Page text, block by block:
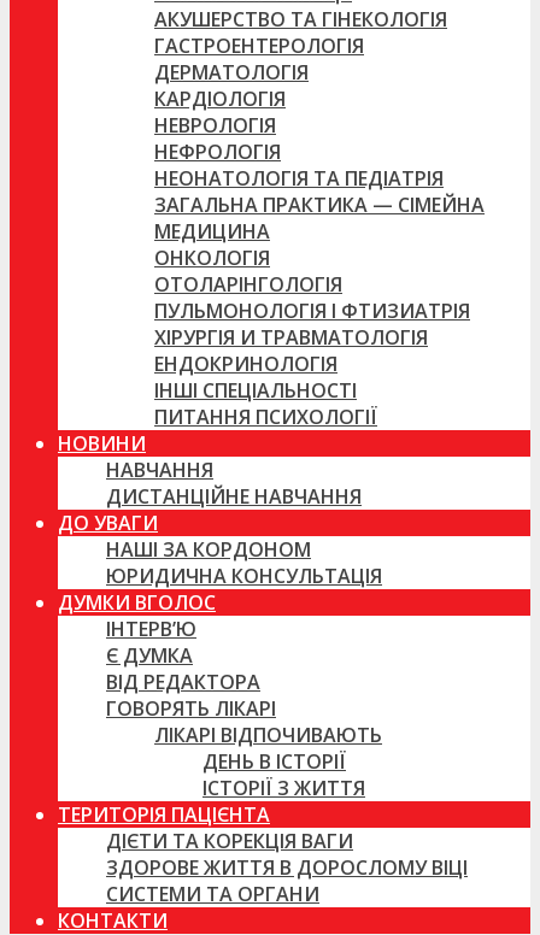
АКУШЕРСТВО ТА ГІНЕКОЛОГІЯ
ГАСТРОЕНТЕРОЛОГІЯ
ДЕРМАТОЛОГІЯ
КАРДІОЛОГІЯ
НЕВРОЛОГІЯ
НЕФРОЛОГІЯ
НЕОНАТОЛОГІЯ ТА ПЕДІАТРІЯ
ЗАГАЛЬНА ПРАКТИКА — СІМЕЙНА
МЕДИЦИНА
ОНКОЛОГІЯ
ОТОЛАРІНГОЛОГІЯ
ПУЛЬМОНОЛОГІЯ І ФТИЗИАТРІЯ
ХІРУРГІЯ И ТРАВМАТОЛОГІЯ
ЕНДОКРИНОЛОГІЯ
ІНШІ СПЕЦІАЛЬНОСТІ
ПИТАННЯ ПСИХОЛОГІЇ
НОВИНИ
НАВЧАННЯ
ДИСТАНЦІЙНЕ НАВЧАННЯ
ДО УВАГИ
НАШІ ЗА КОРДОНОМ
ЮРИДИЧНА КОНСУЛЬТАЦІЯ
ДУМКИ ВГОЛОС
ІНТЕРВ’Ю
Є ДУМКА
ВІД РЕДАКТОРА
ГОВОРЯТЬ ЛІКАРІ
ЛІКАРІ ВІДПОЧИВАЮТЬ
ДЕНЬ В ІСТОРІЇ
ІСТОРІЇ З ЖИТТЯ
ТЕРИТОРІЯ ПАЦІЄНТА
ДІЄТИ ТА КОРЕКЦІЯ ВАГИ
ЗДОРОВЕ ЖИТТЯ В ДОРОСЛОМУ ВІЦІ
СИСТЕМИ ТА ОРГАНИ
КОНТАКТИ